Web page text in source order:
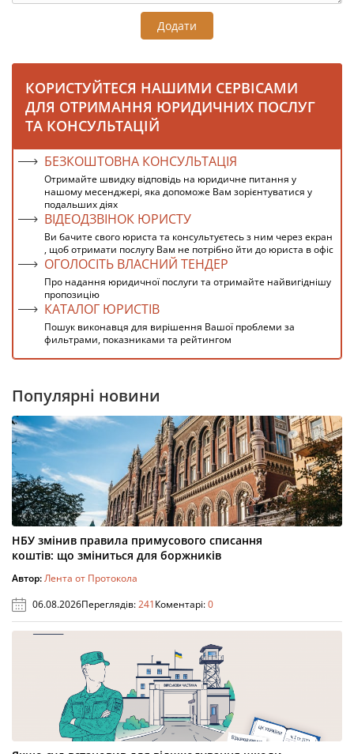
Додати
КОРИСТУЙТЕСЯ НАШИМИ СЕРВІСАМИ
ДЛЯ ОТРИМАННЯ ЮРИДИЧНИХ ПОСЛУГ
ТА КОНСУЛЬТАЦІЙ
БЕЗКОШТОВНА КОНСУЛЬТАЦІЯ
Отримайте швидку відповідь на юридичне питання у
нашому месенджері, яка допоможе Вам зорієнтуватися у
подальших діях
ВІДЕОДЗВІНОК ЮРИСТУ
Ви бачите свого юриста та консультуєтесь з ним через екран
, щоб отримати послугу Вам не потрібно йти до юриста в офіс
ОГОЛОСІТЬ ВЛАСНИЙ ТЕНДЕР
Про надання юридичної послуги та отримайте найвигіднішу
пропозицію
КАТАЛОГ ЮРИСТІВ
Пошук виконавця для вирішення Вашої проблеми за
фильтрами, показниками та рейтингом
Популярні новини
НБУ змінив правила примусового списання
коштів: що зміниться для боржників
Автор:Лента от Протокола
06.08.2026Переглядів:241Коментарі:0